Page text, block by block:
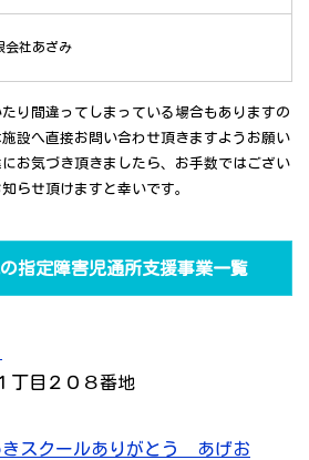
会社あざみ
り間違ってしまっている場合もありますの
設へ直接お問い合わせ頂きますようお願い
お気づき頂きましたら、お手数ではござい
らせ頂けますと幸いです。
指定障害児通所支援事業一覧
丁目２０８番地
きスクールありがとう あげお